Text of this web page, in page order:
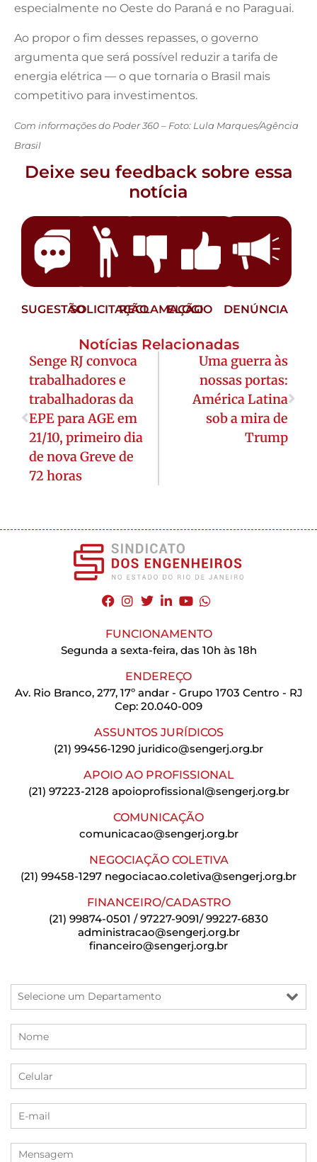
especialmente no Oeste do Paraná e no Paraguai.
Ao propor o fim desses repasses, o governo
argumenta que será possível reduzir a tarifa de
energia elétrica — o que tornaria o Brasil mais
competitivo para investimentos.
Com informações do Poder 360 – Foto: Lula Marques/Agência
Brasil
Deixe seu feedback sobre essa
notícia
SUGESTÃOSOLICITAÇÃORECLAMAÇÃO
ELOGIO DENÚNCIA
Notícias Relacionadas
Senge RJ convoca
trabalhadores e
trabalhadoras da
EPE para AGE em
21/10, primeiro dia
de nova Greve de
72 horas
Uma guerra às
nossas portas:
América Latina
sob a mira de
Trump
FUNCIONAMENTO
Segunda a sexta-feira, das 10h às 18h
ENDEREÇO
Av. Rio Branco, 277, 17º andar - Grupo 1703 Centro - RJ
Cep: 20.040-009
ASSUNTOS JURÍDICOS
(21) 99456-1290 juridico@sengerj.org.br
APOIO AO PROFISSIONAL
(21) 97223-2128 apoioprofissional@sengerj.org.br
COMUNICAÇÃO
comunicacao@sengerj.org.br
NEGOCIAÇÃO COLETIVA
(21) 99458-1297 negociacao.coletiva@sengerj.org.br
FINANCEIRO/CADASTRO
(21) 99874-0501 / 97227-9091/ 99227-6830
administracao@sengerj.org.br
financeiro@sengerj.org.br